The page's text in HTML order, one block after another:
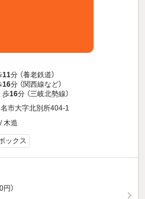
11分 （養老鉄道）
16分 （関西線など）
歩16分 （三岐北勢線）
市大字北別所404-1
木造
ックス
）